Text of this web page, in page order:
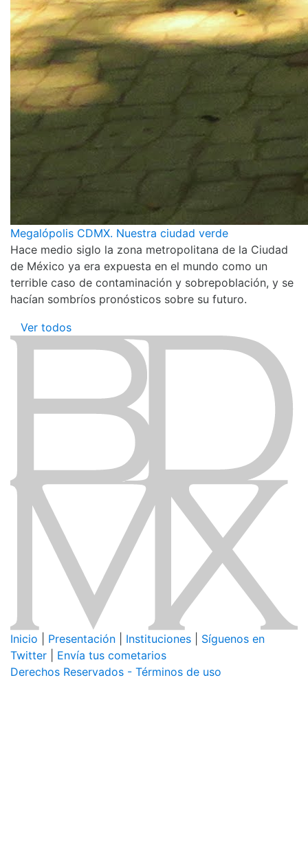
Megalópolis CDMX. Nuestra ciudad verde
Hace medio siglo la zona metropolitana de la Ciudad
de México ya era expuesta en el mundo como un
terrible caso de contaminación y sobrepoblación, y se
hacían sombríos pronósticos sobre su futuro.
Ver todos
Inicio Presentación Instituciones
Síguenos en
Twitter
Envía tus cometarios
Derechos Reservados - Términos de uso